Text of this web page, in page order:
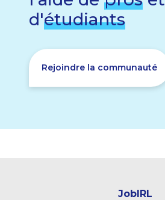
d'étudiants
Rejoindre la communauté
JobIRL